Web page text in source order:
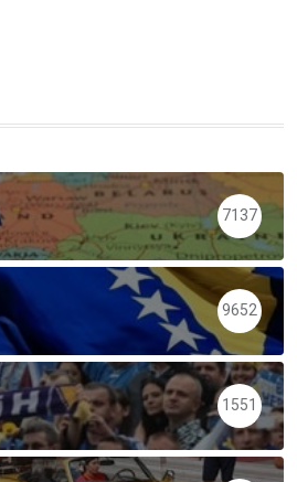
7137
9652
1551